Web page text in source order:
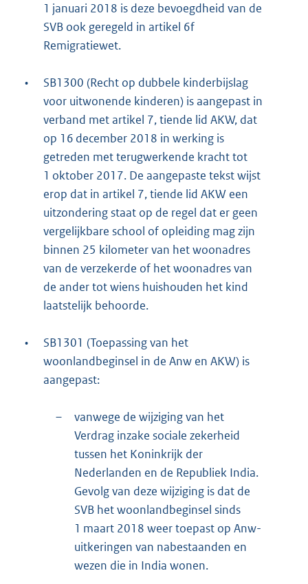
1 januari 2018 is deze bevoegdheid van de
SVB ook geregeld in artikel 6f
Remigratiewet.
•
SB1300 (Recht op dubbele kinderbijslag
voor uitwonende kinderen) is aangepast in
verband met artikel 7, tiende lid AKW, dat
op 16 december 2018 in werking is
getreden met terugwerkende kracht tot
1 oktober 2017. De aangepaste tekst wijst
erop dat in artikel 7, tiende lid AKW een
uitzondering staat op de regel dat er geen
vergelijkbare school of opleiding mag zijn
binnen 25 kilometer van het woonadres
van de verzekerde of het woonadres van
de ander tot wiens huishouden het kind
laatstelijk behoorde.
•
SB1301 (Toepassing van het
woonlandbeginsel in de Anw en AKW) is
aangepast:
–
vanwege de wijziging van het
Verdrag inzake sociale zekerheid
tussen het Koninkrijk der
Nederlanden en de Republiek India.
Gevolg van deze wijziging is dat de
SVB het woonlandbeginsel sinds
1 maart 2018 weer toepast op Anw-
uitkeringen van nabestaanden en
wezen die in India wonen.